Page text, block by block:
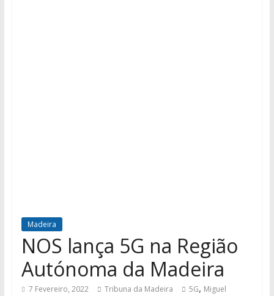
Madeira
NOS lança 5G na Região
Autónoma da Madeira
7 Fevereiro, 2022 Tribuna da Madeira 5G, Miguel